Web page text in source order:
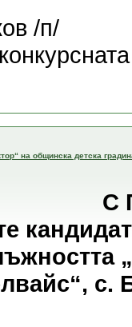
/п/
на общинска детска
С